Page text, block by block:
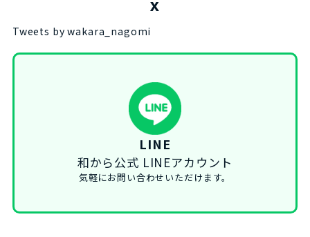
X
Tweets by wakara_nagomi
LINE
和から公式 LINEアカウント
気軽にお問い合わせいただけます。